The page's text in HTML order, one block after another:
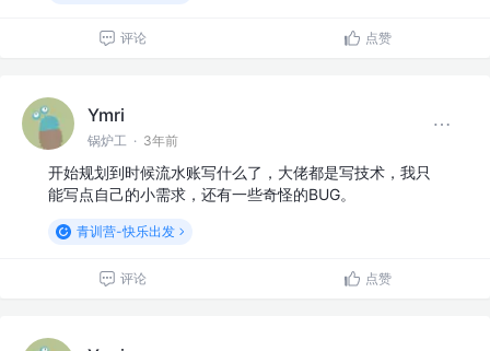
评论 点赞
Ymri
锅炉工 · 3年前
开始规划到时候流水账写什么了，大佬都是写技术，我只
能写点自己的小需求，还有一些奇怪的BUG。
青训营-快乐出发
评论 点赞